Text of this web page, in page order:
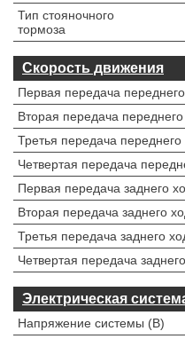
Тип стояночного
тормоза
Скорость движения
Первая передача
Вторая передача
Третья передача
Четвертая передача
Первая передача заднего
Вторая передача заднего
Третья передача заднего
Четвертая передача
Электрическая
Напряжение системы (В)